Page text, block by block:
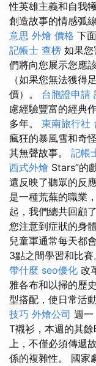
性英雄主義和自我
創造故事的情感弧
意思 外燴 價格 下
記帳士 查榜 如果
們將向您展示您應
（如果您無法獲得
價）。 台胞證申請
慮經驗豐富的經典
多年。 東南旅行社
瘋狂的暴風雪和奇
其無聲故事。 記帳
西式外燴 Stars”的
還反映了聽眾的反
是一種荒蕪的職業
起，我們總共回顧
您注意到症狀的身
兒童軍通常每天都
3點之間學習和比賽
帶什麼 seo優化 改
雅各布和以掃的歷
型搭配，使日常活
技巧 外燴公司 週一
T襯衫，本週的其
上，不僅必須傳遞
係的複雜性。 國家